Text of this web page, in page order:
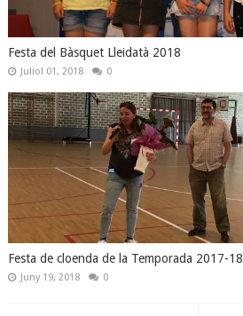
Festa del Bàsquet Lleidatà 2018
Juliol 01, 2018 0
Festa de cloenda de la Temporada 2017-18
Juny 19, 2018 0